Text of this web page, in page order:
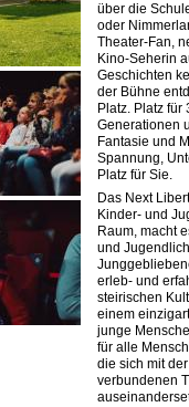
über die
oder
Theater-Fan,
Kino-Seherin
Geschichten
der Bühne
Platz. Platz
Generationen
Fantasie und
Spannung,
Platz für Sie.
Das Next
Kinder- und
Raum, macht
und
erleb- und
steirischen
einem
junge
für alle
die sich mit
verbundenen